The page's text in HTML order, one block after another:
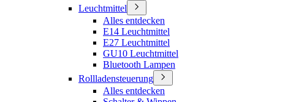
Leuchtmittel
Alles entdecken
E14 Leuchtmittel
E27 Leuchtmittel
GU10 Leuchtmittel
Bluetooth Lampen
Rollladensteuerung
Alles entdecken